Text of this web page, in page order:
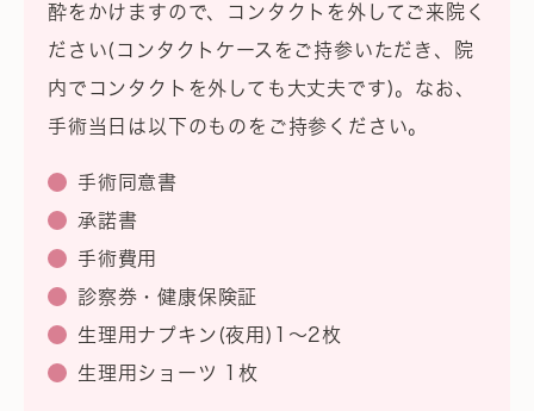
酔をかけますので、コンタクトを外してご来院く
ださい(コンタクトケースをご持参いただき、院
内でコンタクトを外しても大丈夫です)。なお、
手術当日は以下のものをご持参ください。
手術同意書
承諾書
手術費用
診察券・健康保険証
生理用ナプキン(夜用)1～2枚
生理用ショーツ 1枚